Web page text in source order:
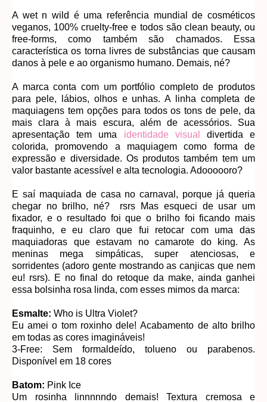
A wet n wild é uma referência mundial de cosméticos
veganos, 100% cruelty-free e todos são clean beauty, ou
free-forms, como também são chamados. Essa
característica os torna livres de substâncias que causam
danos à pele e ao organismo humano. Demais, né?
A marca conta com um portfólio completo de produtos
para pele, lábios, olhos e unhas. A linha completa de
maquiagens tem opções para todos os tons de pele, da
mais clara à mais escura, além de acessórios. Sua
apresentação tem uma identidade visual
divertida e
colorida, promovendo a maquiagem como forma de
expressão e diversidade. Os produtos também tem um
valor bastante acessível e alta tecnologia. Adoooooro?
E saí maquiada de casa no carnaval, porque já queria
chegar no brilho, né? rsrs Mas esqueci de usar um
fixador, e o resultado foi que o brilho foi ficando mais
fraquinho, e eu claro que fui retocar com uma das
maquiadoras que estavam no camarote do king. As
meninas mega simpáticas, super atenciosas, e
sorridentes (adoro gente mostrando as canjicas que nem
eu! rsrs). E no final do retoque da make, ainda ganhei
essa bolsinha rosa linda, com esses mimos da marca:
Esmalte: Who is Ultra Violet?
Eu amei o tom roxinho dele! Acabamento de alto brilho
em todas as cores imagináveis!
3-Free: Sem formaldeído, tolueno ou parabenos.
Disponível em 18 cores
Batom: Pink Ice
Um rosinha linnnnndo demais! Textura cremosa e